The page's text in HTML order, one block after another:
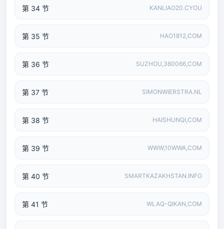
第 34 节 KANLIAO20.CYOU
第 35 节 HAO1812,COM
第 36 节 SUZHOU,360066,COM
第 37 节 SIMONWIERSTRA.NL
第 38 节 HAISHUNQI,COM
第 39 节 WWW,10WWA,COM
第 40 节 SMARTKAZAKHSTAN.INFO
第 41 节 WLAQ-QIKAN,COM